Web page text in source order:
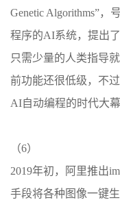
Genetic Algorithms”
程序的AI系统，提出
只需少量的人类指导
前功能还很低级，不
AI自动编程的时代大幕
（6）
2019年初，阿里推出
手段将各种图像一键